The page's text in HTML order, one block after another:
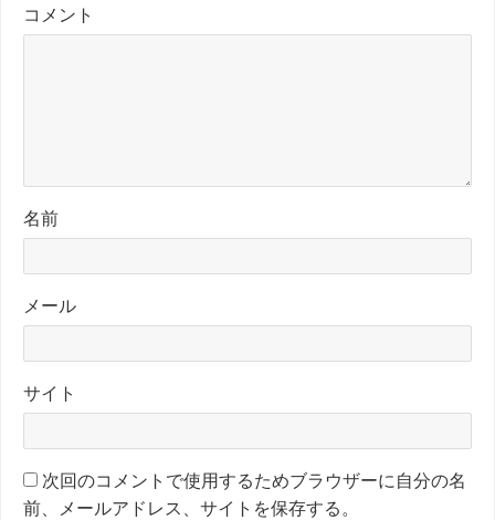
コメント
名前
メール
サイト
次回のコメントで使用するためブラウザーに自分の名
前、メールアドレス、サイトを保存する。